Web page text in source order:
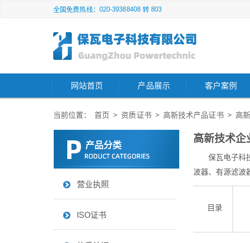
全国免费热线：020-39388408 转 803
网站首页 产品展示 客户案例
当前位置： 首页 > 资质证书 > 高新技术产品证书 > 高
高新技术企
保瓦电子科
波器、有源滤波
目录
产品分类
营业执照
ISO证书